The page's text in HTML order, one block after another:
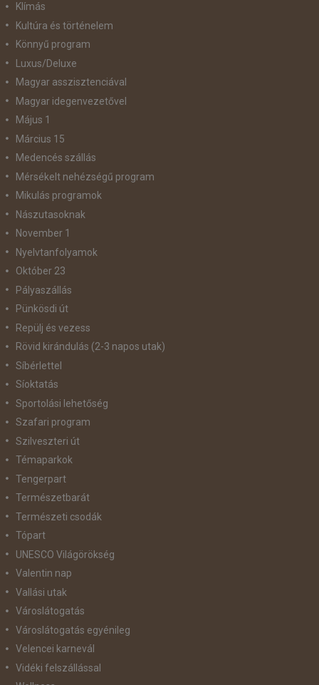
Klímás
Kultúra és történelem
Könnyű program
Luxus/Deluxe
Magyar asszisztenciával
Magyar idegenvezetővel
Május 1
Március 15
Medencés szállás
Mérsékelt nehézségű program
Mikulás programok
Nászutasoknak
November 1
Nyelvtanfolyamok
Október 23
Pályaszállás
Pünkösdi út
Repülj és vezess
Rövid kirándulás (2-3 napos utak)
Síbérlettel
Síoktatás
Sportolási lehetőség
Szafari program
Szilveszteri út
Témaparkok
Tengerpart
Természetbarát
Természeti csodák
Tópart
UNESCO Világörökség
Valentin nap
Vallási utak
Városlátogatás
Városlátogatás egyénileg
Velencei karnevál
Vidéki felszállással